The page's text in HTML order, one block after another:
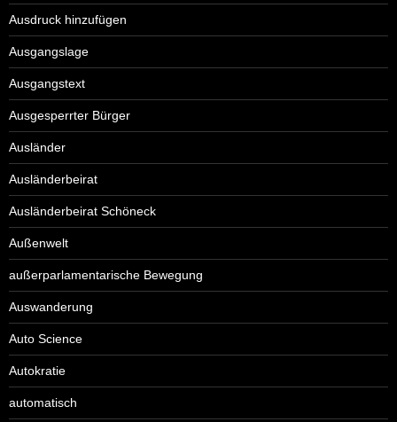
Ausdruck hinzufügen
Ausgangslage
Ausgangstext
Ausgesperrter Bürger
Ausländer
Ausländerbeirat
Ausländerbeirat Schöneck
Außenwelt
außerparlamentarische Bewegung
Auswanderung
Auto Science
Autokratie
automatisch